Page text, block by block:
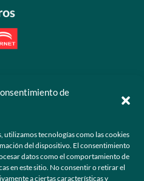
de
utilizamos tecnologías como las cookies
del dispositivo. El consentimiento
datos como el comportamiento de
en este sitio. No consentir o retirar el
a ciertas características y